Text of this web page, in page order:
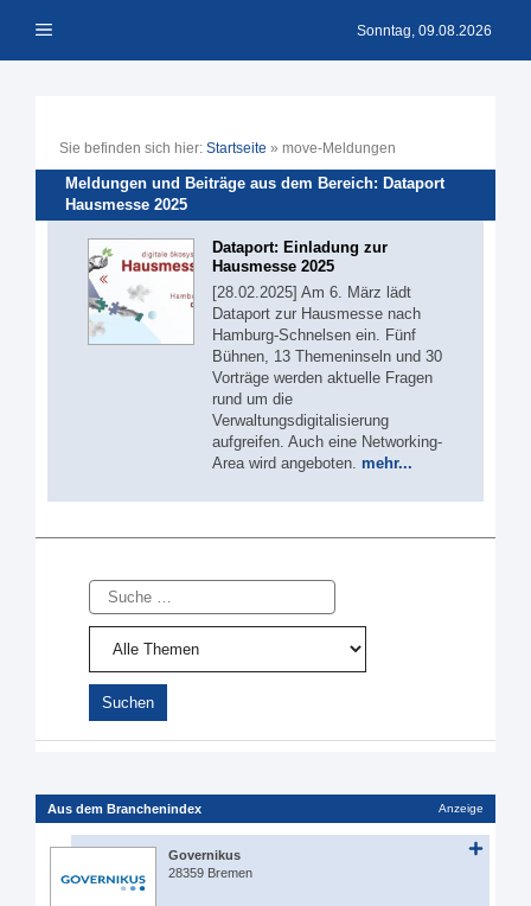
Inhalt Menü Sonntag, 09.08.2026
Sie befinden sich hier: Startseite » move-Meldungen
Meldungen und Beiträge aus dem Bereich: Dataport
Hausmesse 2025
Dataport: Einladung zur
Hausmesse 2025
[28.02.2025] Am 6. März lädt
Dataport zur Hausmesse nach
Hamburg-Schnelsen ein. Fünf
Bühnen, 13 Themeninseln und 30
Vorträge werden aktuelle Fragen
rund um die
Verwaltungsdigitalisierung
aufgreifen. Auch eine Networking-
Area wird angeboten. mehr...
Suche
Aus dem Branchenindex Anzeige
Governikus
28359 Bremen